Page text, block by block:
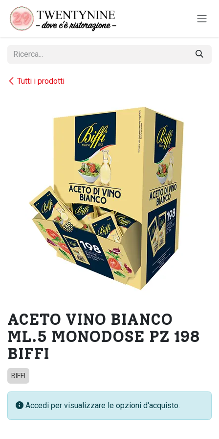
Passa al contenuto
Tutti i prodotti
ACETO VINO BIANCO
ML.5 MONODOSE PZ 198
BIFFI
BIFFI
Accedi per visualizzare le opzioni d'acquisto.